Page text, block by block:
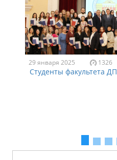
29 января 2025 1326
Студенты факультета